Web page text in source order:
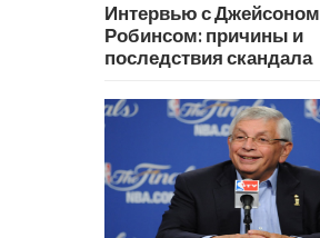
Интервью с Джейсоном
Робинсом: причины и
последствия скандала